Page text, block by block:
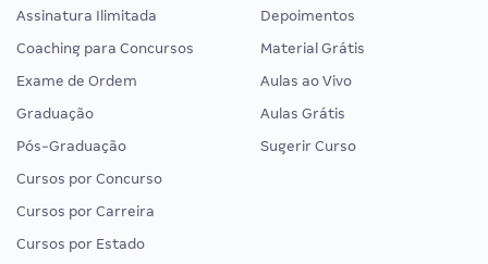
Assinatura Ilimitada
Coaching para Concursos
Exame de Ordem
Graduação
Pós-Graduação
Cursos por Concurso
Cursos por Carreira
Cursos por Estado
Depoimentos
Material Grátis
Aulas ao Vivo
Aulas Grátis
Sugerir Curso